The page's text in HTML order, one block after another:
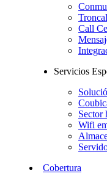
Call
Servicios
Sector
Wifi
Cobertura